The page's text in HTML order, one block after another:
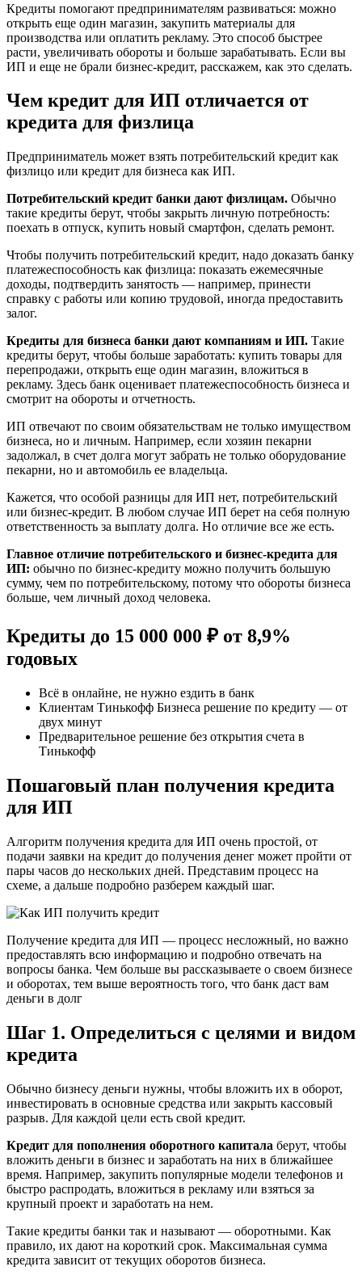
Кредиты помогают предпринимателям развиваться: можно
открыть еще один магазин, закупить материалы для
производства или оплатить рекламу. Это способ быстрее
расти, увеличивать обороты и больше зарабатывать. Если вы
ИП и еще не брали бизнес-кредит, расскажем, как это сделать.
Чем кредит для ИП отличается от
кредита для физлица
Предприниматель может взять потребительский кредит как
физлицо или кредит для бизнеса как ИП.
Потребительский кредит банки дают физлицам. Обычно
такие кредиты берут, чтобы закрыть личную потребность:
поехать в отпуск, купить новый смартфон, сделать ремонт.
Чтобы получить потребительский кредит, надо доказать банку
платежеспособность как физлица: показать ежемесячные
доходы, подтвердить занятость — например, принести
справку с работы или копию трудовой, иногда предоставить
залог.
Кредиты для бизнеса банки дают компаниям и ИП. Такие
кредиты берут, чтобы больше заработать: купить товары для
перепродажи, открыть еще один магазин, вложиться в
рекламу. Здесь банк оценивает платежеспособность бизнеса и
смотрит на обороты и отчетность.
ИП отвечают по своим обязательствам не только имуществом
бизнеса, но и личным. Например, если хозяин пекарни
задолжал, в счет долга могут забрать не только оборудование
пекарни, но и автомобиль ее владельца.
Кажется, что особой разницы для ИП нет, потребительский
или бизнес-кредит. В любом случае ИП берет на себя полную
ответственность за выплату долга. Но отличие все же есть.
Главное отличие потребительского и бизнес-кредита для
ИП: обычно по бизнес-кредиту можно получить большую
сумму, чем по потребительскому, потому что обороты бизнеса
больше, чем личный доход человека.
Кредиты до 15 000 000 ₽ от 8,9%
годовых
Всё в онлайне, не нужно ездить в банк
Клиентам Тинькофф Бизнеса решение по кредиту — от
двух минут
Предварительное решение без открытия счета в
Тинькофф
Пошаговый план получения кредита
для ИП
Алгоритм получения кредита для ИП очень простой, от
подачи заявки на кредит до получения денег может пройти от
пары часов до нескольких дней. Представим процесс на
схеме, а дальше подробно разберем каждый шаг.
Получение кредита для ИП — процесс несложный, но важно
предоставлять всю информацию и подробно отвечать на
вопросы банка. Чем больше вы рассказываете о своем бизнесе
и оборотах, тем выше вероятность того, что банк даст вам
деньги в долг
Шаг 1. Определиться с целями и видом
кредита
Обычно бизнесу деньги нужны, чтобы вложить их в оборот,
инвестировать в основные средства или закрыть кассовый
разрыв. Для каждой цели есть свой кредит.
Кредит для пополнения оборотного капитала берут, чтобы
вложить деньги в бизнес и заработать на них в ближайшее
время. Например, закупить популярные модели телефонов и
быстро распродать, вложиться в рекламу или взяться за
крупный проект и заработать на нем.
Такие кредиты банки так и называют — оборотными. Как
правило, их дают на короткий срок. Максимальная сумма
кредита зависит от текущих оборотов бизнеса.